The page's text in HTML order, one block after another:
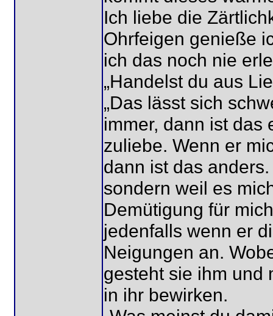
Ich liebe die
Ohrfeigen genieße
ich das noch nie
„Handelst du aus
„Das lässt sich
immer, dann ist das
zuliebe. Wenn er
dann ist das
sondern weil es
Demütigung für
jedenfalls wenn er
Neigungen an.
gesteht sie ihm und
in ihr bewirken.